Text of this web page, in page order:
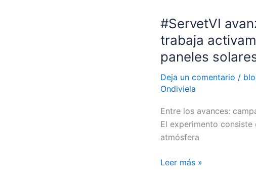
#ServetVI
trabaja
paneles
Deja un comentario /
Ondiviela
Entre los avances:
El experimento
atmósfera
#ServetVI
avanza:
El
IES
Ramón
Menéndez
de
Avilés
trabaja
en
Leer más »